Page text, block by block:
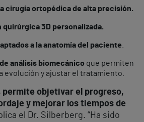
cirugía ortopédica de alta precisión.
quirúrgica 3D personalizada.
a la anatomía del paciente
análisis biomecánico que permiten
evolución y ajustar el tratamiento.
permite objetivar el progreso,
y mejorar los tiempos de
el Dr. Silberberg. “Ha sido